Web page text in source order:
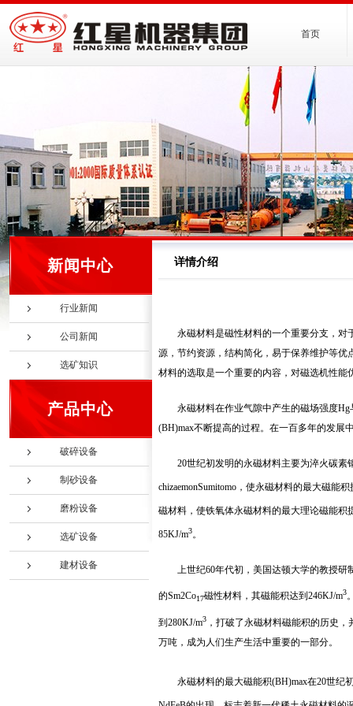
首页
新闻中心
行业新闻
公司新闻
选矿知识
产品中心
破碎设备
制砂设备
磨粉设备
选矿设备
建材设备
详情介绍
永磁材料是磁性材料的一个重要分支，对
源，节约资源，结构简化，易于保养维护等
材料的选取是一个重要的内容，对磁选机性能
永磁材料在作业气隙中产生的磁场强度
(BH)max不断提高的过程。在一百多年的发展
20世纪初发明的永磁材料主要为淬火碳素
chizaemonSumitomo，使永磁材料的最大磁能
磁材料，使铁氧体永磁材料的最大理论磁能积
85KJ/m3。
上世纪60年代初，美国达顿大学的教授研
的Sm2Co17磁性材料，其磁能积达到246KJ/m3
到280KJ/m3，打破了永磁材料磁能积的历史，
万吨，成为人们生产生活中重要的一部分。
永磁材料的最大磁能积(BH)max在20世纪